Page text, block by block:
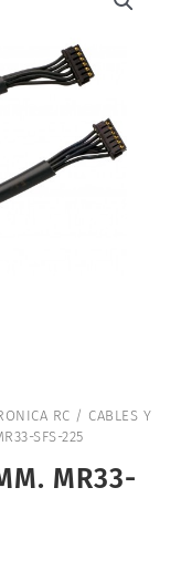
RC / CABLES Y
SFS-225
MR33-